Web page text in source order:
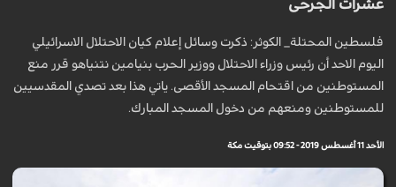
عشرات الجرحى
فلسطين المحتلة_ الكوثر: ذكرت وسائل إعلام كيان الاحتلال الاسرائيلي
اليوم الاحد أن رئيس وزراء الاحتلال ووزير الحرب بنيامين نتنياهو قرر منع
المستوطنين من اقتحام المسجد الأقصى. ياتي هذا بعد تصدي المقدسيين
للمستوطنين ومنعهم من دخول المسجد المبارك.
الأحد 11 أغسطس 2019 - 09:52 بتوقيت مكة